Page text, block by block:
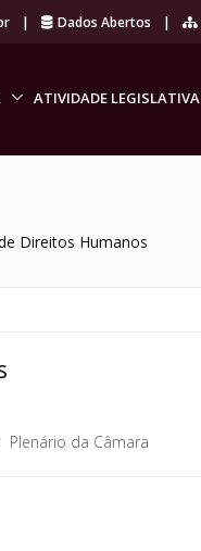
| Dados Abertos |
ATIVIDADE LEGISLATIVA
Direitos Humanos
Plenário da Câmara